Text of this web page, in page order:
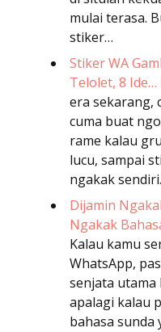
mulai terasa.
stiker…
Stiker WA
Telolet, 8 Ide…
era sekarang,
cuma buat
rame kalau
lucu, sampai
ngakak
Dijamin
Ngakak
Kalau kamu
WhatsApp,
senjata utama
apalagi kalau
bahasa sunda